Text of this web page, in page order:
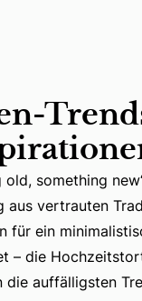
old, something
old, something
aus vertrauten
für ein
– die
die auffälligsten